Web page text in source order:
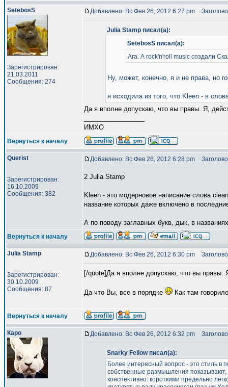
SetebosS
Зарегистрирован:
21.03.2011
Сообщения: 274
Добавлено: Вс Фев 26, 2012 6:27 pm
Julia Stamp писал(а):
SetebosS писал(а):
Ага. А rock'n'roll music создали
Ну, может, конечно, я и не права, но
я исходила из того, что Kleen - в
Да я вполне допускаю, что вы правы. Я,
ИМХО
Вернуться к началу
Querist
Зарегистрирован:
16.10.2009
Сообщения: 382
Добавлено: Вс Фев 26, 2012 6:28 pm
2 Julia Stamp
Kleen - это модерновое написание слова
название которых даже включено в
А по поводу заглавных букв, дык, в
Вернуться к началу
Julia Stamp
Зарегистрирован:
30.10.2009
Сообщения: 87
Добавлено: Вс Фев 26, 2012 6:30 pm
[/quote]Да я вполне допускаю, что вы правы.
Да что Вы, все в порядке Как там
Вернуться к началу
Каро Добавлено: Вс Фев 26, 2012 6:32 pm
Snarky Fellow писал(а):
Более интересный вопрос - это стиль в
собственные размышления показывают,
конспективно: короткими предельно